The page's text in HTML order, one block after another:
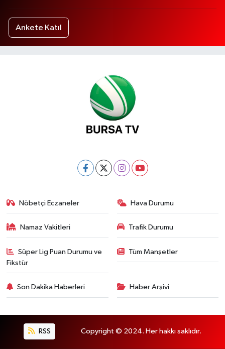
Ankete Katıl
Nöbetçi Eczaneler Hava Durumu
Namaz Vakitleri Trafik Durumu
Süper Lig Puan Durumu ve
Fikstür
Tüm Manşetler
Son Dakika Haberleri Haber Arşivi
RSS Copyright © 2024. Her hakkı saklıdır.